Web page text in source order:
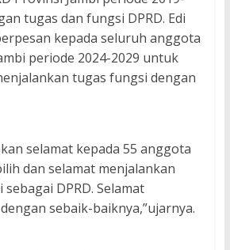
tugas dan fungsi DPRD. Edi
kepada seluruh anggota
periode 2024-2029 untuk
tugas fungsi dengan
selamat kepada 55 anggota
dan selamat menjalankan
DPRD. Selamat
sebaik-baiknya,”ujarnya.